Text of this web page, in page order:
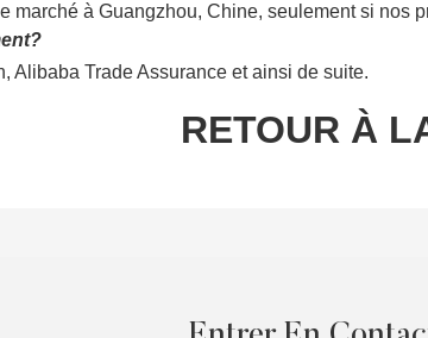
marché à Guangzhou, Chine, seulement si nos
Alibaba Trade Assurance et ainsi de suite.
RETOUR À